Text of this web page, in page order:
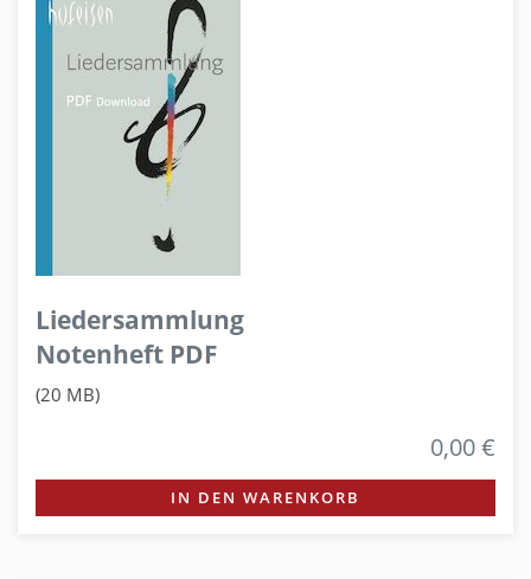
Liedersammlung
Notenheft PDF
(20 MB)
0,00 €
IN DEN WARENKORB